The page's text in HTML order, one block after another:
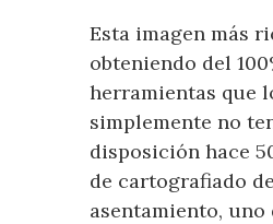
Esta imagen más
obteniendo del
herramientas que
simplemente no
disposición hace
de cartografiado
asentamiento, uno